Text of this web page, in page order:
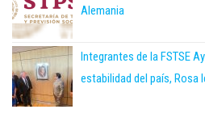
Alemania
Integrantes de la FSTSE
estabilidad del país, Rosa